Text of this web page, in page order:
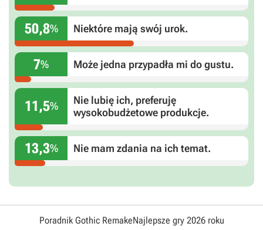
50,8% Niektóre mają swój urok.
7% Może jedna przypadła mi do gustu.
11,5%
Nie lubię ich, preferuję
wysokobudżetowe produkcje.
13,3% Nie mam zdania na ich temat.
Poradnik Gothic RemakeNajlepsze gry 2026 roku